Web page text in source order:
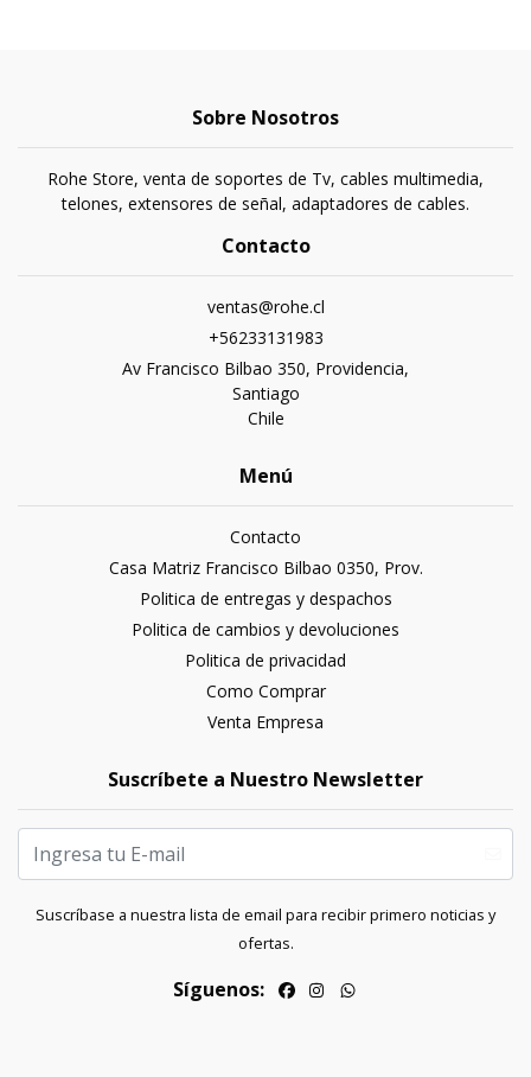
Sobre Nosotros
Rohe Store, venta de soportes de Tv, cables multimedia,
telones, extensores de señal, adaptadores de cables.
Contacto
ventas@rohe.cl
+56233131983
Av Francisco Bilbao 350, Providencia,
Santiago
Chile
Menú
Contacto
Casa Matriz Francisco Bilbao 0350, Prov.
Politica de entregas y despachos
Politica de cambios y devoluciones
Politica de privacidad
Como Comprar
Venta Empresa
Suscríbete a Nuestro Newsletter
Suscríbase a nuestra lista de email para recibir primero noticias y
ofertas.
Síguenos: